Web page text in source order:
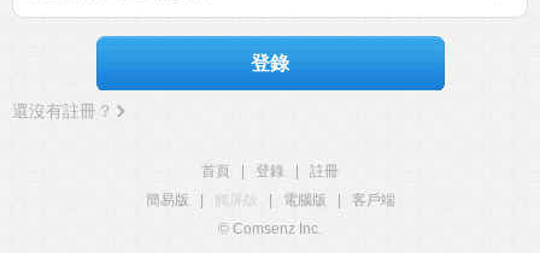
登錄
還沒有註冊？
首頁 登錄
註冊
簡易版
觸屏版 電腦版
客戶端
© Comsenz Inc.